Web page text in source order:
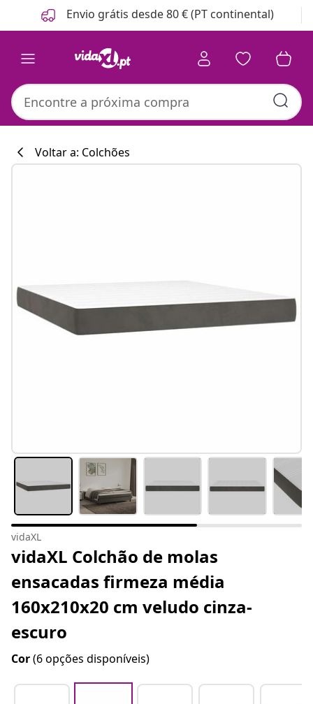
Anterior
Seguinte Envio grátis desde 80 € (PT continental)
Voltar a: Colchões
vidaXL
vidaXL Colchão de molas
ensacadas firmeza média
160x210x20 cm veludo cinza-
escuro
Cor(6 opções disponíveis)